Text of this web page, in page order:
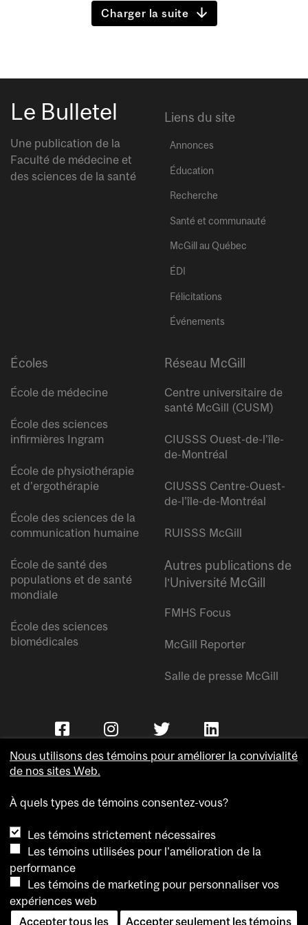
Charger la suite
Le Bulletel
Une publication de la
Faculté de médecine et
des sciences de la santé
Liens du site
Annonces
Éducation
Recherche
Santé et communauté
McGill au Québec
ÉDI
Félicitations
Événements
Écoles
École de médecine
École des sciences
infirmières Ingram
École de physiothérapie
et d’ergothérapie
École des sciences de la
communication humaine
École de santé des
populations et de santé
mondiale
École des sciences
biomédicales
Réseau McGill
Centre universitaire de
santé McGill (CUSM)
CIUSSS Ouest-de-l’île-
de-Montréal
CIUSSS Centre-Ouest-
de-l’île-de-Montréal
RUISSS McGill
Autres publications de
l’Université McGill
FMHS Focus
McGill Reporter
Salle de presse McGill
Accessibilité
Confidentialité
Avis sur les témoins
Nous utilisons des témoins pour améliorer la convivialité
de nos sites Web.
À quels types de témoins consentez-vous?
Les témoins strictement nécessaires
Les témoins utilisées pour l'amélioration de la
performance
Les témoins de marketing pour personnaliser vos
expériences web
Accepter tous les
Accepter seulement les témoins